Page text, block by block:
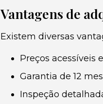
Vantagens de
Existem diversas
Preços acessíveis
Garantia de 12
Inspeção